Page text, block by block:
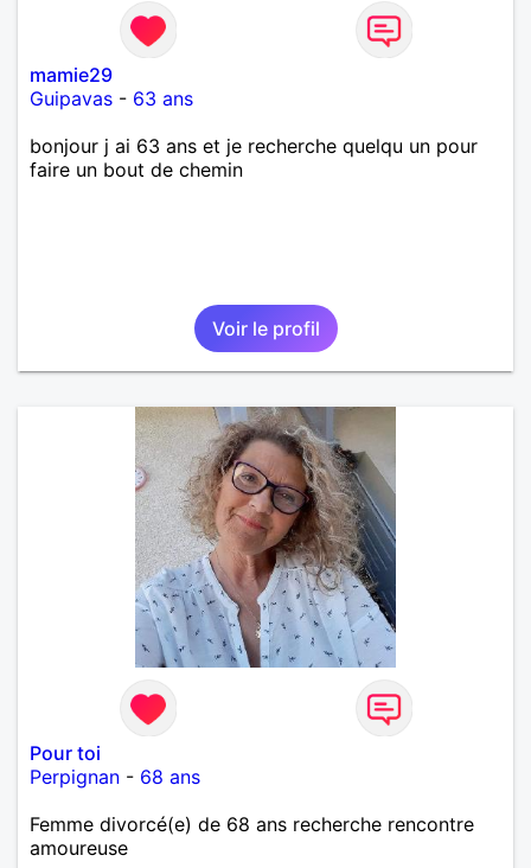
mamie29
Guipavas - 63 ans
bonjour j ai 63 ans et je recherche quelqu un pour
faire un bout de chemin
Voir le profil
Pour toi
Perpignan - 68 ans
Femme divorcé(e) de 68 ans recherche rencontre
amoureuse